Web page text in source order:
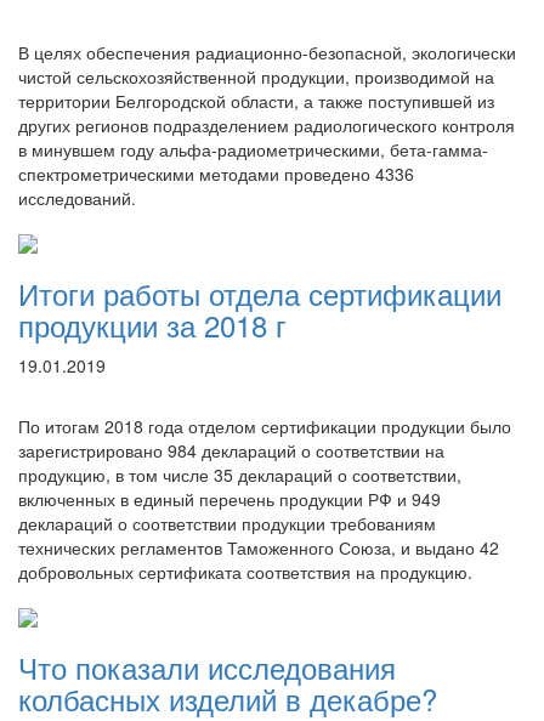
В целях обеспечения радиационно-безопасной, экологически
чистой сельскохозяйственной продукции, производимой на
территории Белгородской области, а также поступившей из
других регионов подразделением радиологического контроля
в минувшем году альфа-радиометрическими, бета-гамма-
спектрометрическими методами проведено 4336
исследований.
Итоги работы отдела сертификации
продукции за 2018 г
19.01.2019
По итогам 2018 года отделом сертификации продукции было
зарегистрировано 984 деклараций о соответствии на
продукцию, в том числе 35 деклараций о соответствии,
включенных в единый перечень продукции РФ и 949
деклараций о соответствии продукции требованиям
технических регламентов Таможенного Союза, и выдано 42
добровольных сертификата соответствия на продукцию.
Что показали исследования
колбасных изделий в декабре?